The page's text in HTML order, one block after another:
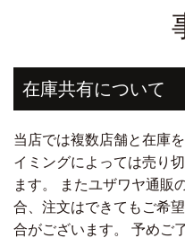
在庫共有について
当店では複数店舗と在庫
イミングによっては売り
ます。 またユザワヤ通販
合、注文はできてもご希
合がございます。 予めご